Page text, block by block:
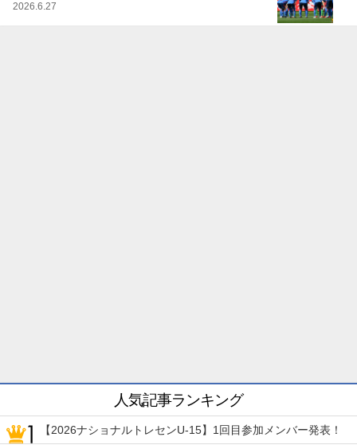
2026.6.27
人気記事ランキング
【2026ナショナルトレセンU-15】1回目参加メンバー発表！